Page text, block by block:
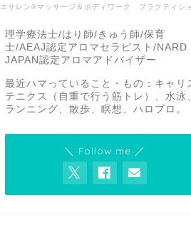
エサレン®マッサージ＆ボディワーク プラクティシ
理学療法士/はり師/きゅう師/保育
士/AEAJ認定アロマセラピスト/NARD
JAPAN認定アロマアドバイザー
最近ハマっていること・もの：キャリ
テニクス（自重で行う筋トレ）、水泳
ランニング、散歩、瞑想、ハロプロ。
＼ Follow me ／